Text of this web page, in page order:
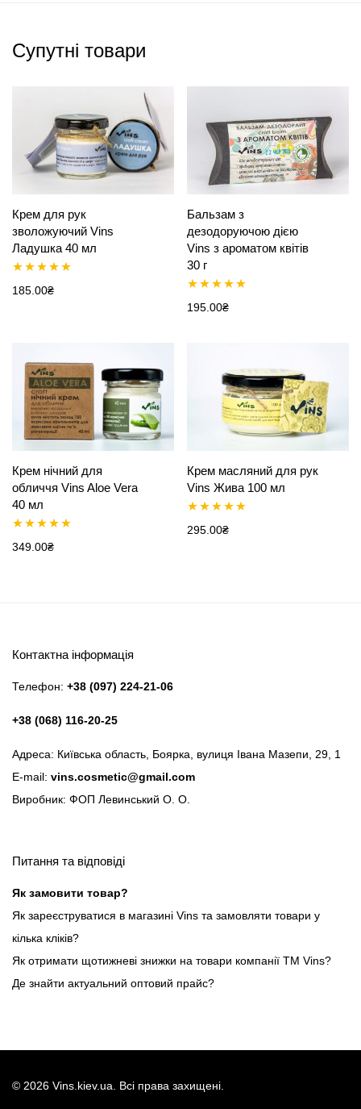
Супутні товари
Крем для рук
зволожуючий Vins
Ладушка 40 мл
Оцінено в
185.00₴
Бальзам з
дезодоруючою дією
Vins з ароматом квітів
30 г
Оцінено в
195.00₴
Крем нічний для
обличчя Vins Aloe Vera
40 мл
Оцінено в
349.00₴
Крем масляний для рук
Vins Жива 100 мл
Оцінено в
295.00₴
Контактна інформація
Телефон: +38 (097) 224-21-06
+38 (068) 116-20-25
Адреса: Київська область, Боярка, вулиця Івана Мазепи, 29, 1
E-mail: vins.cosmetic@gmail.com
Виробник: ФОП Левинський О. О.
Питання та відповіді
Як замовити товар?
Як зареєструватися в магазині Vins та замовляти товари у
кілька кліків?
Як отримати щотижневі знижки на товари компанії ТМ Vins?
Де знайти актуальний оптовий прайс?
© 2026 Vins.kiev.ua. Всі права захищені.